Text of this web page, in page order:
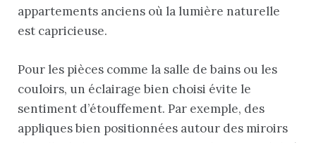
appartements anciens où la lumière naturelle
est capricieuse.
Pour les pièces comme la salle de bains ou les
couloirs, un éclairage bien choisi évite le
sentiment d’étouffement. Par exemple, des
appliques bien positionnées autour des miroirs